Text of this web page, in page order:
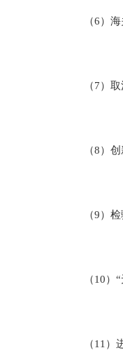
（6）海关
（7）取消
（8）创新
（9）检验
（10）“无
（11）进